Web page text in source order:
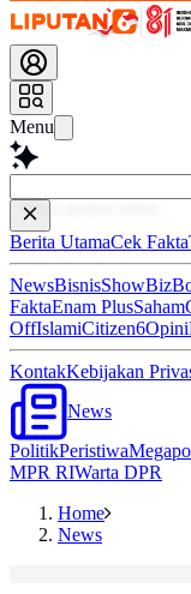
Menu
Baca le
Berita UtamaCek Fakta
NewsBisnisShowBiz
FaktaEnam PlusSaham
OffIslamiCitizen6Opini
KontakKebijakan
News
PolitikPeristiwa
MPR RIWarta DPR
Home
News